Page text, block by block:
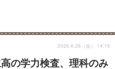
の学力検査、理科のみ
2026.6.26（金） 14:15